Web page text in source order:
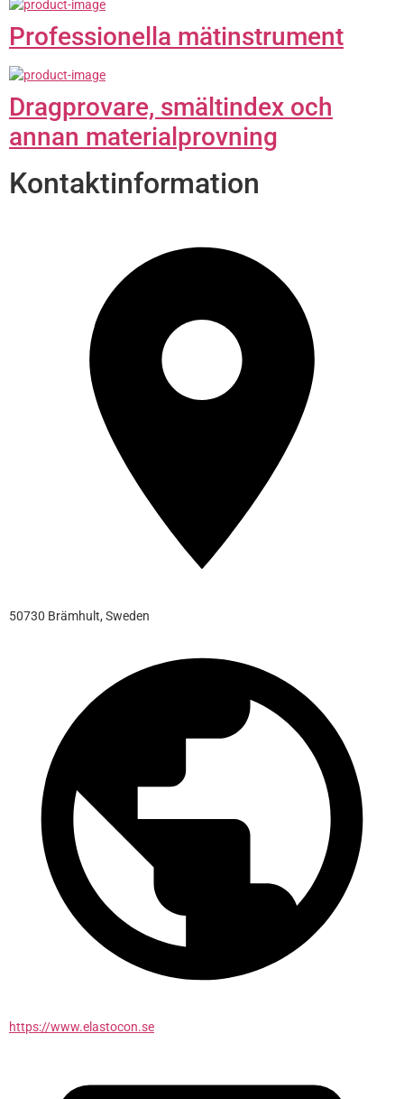
Professionella mätinstrument
Dragprovare, smältindex och
annan material­provning
Kontaktinformation
50730 Brämhult, Sweden
https://www.elastocon.se